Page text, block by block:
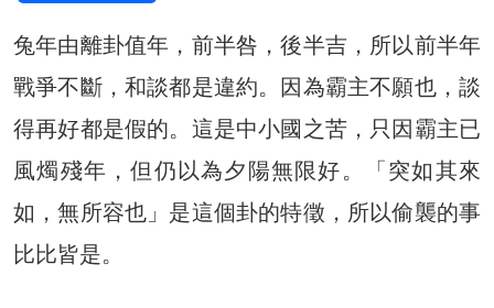
兔年由離卦值年，前半咎，後半吉，所以前半年
戰爭不斷，和談都是違約。因為霸主不願也，談
得再好都是假的。這是中小國之苦，只因霸主已
風燭殘年，但仍以為夕陽無限好。「突如其來
如，無所容也」是這個卦的特徵，所以偷襲的事
比比皆是。